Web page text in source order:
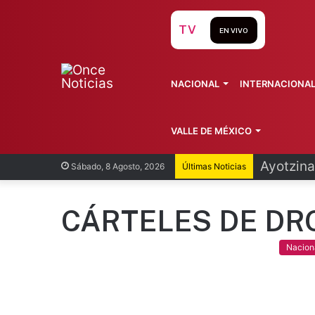
Sábado, 8 Agosto, 2026 Últimas Noticias
TV EN VIVO
NACIONAL INTERNACIONAL
VALLE DE MÉXICO
CÁRTELES DE